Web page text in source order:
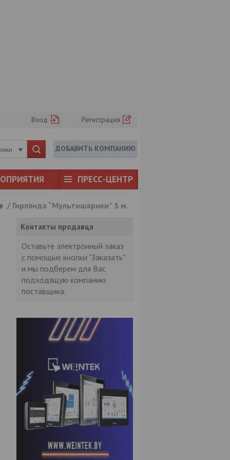
Вход Регистрация
ДОБАВИТЬ КОМПАНИЮ
ПРЕСС-ЦЕНТР
/ Гирлянда “Мультишарики” 5 м.
Контакты продавца
Оставьте электронный заказ
с помощью кнопки "Заказать"
и мы подберем для Вас
подходящую компанию
поставщика.